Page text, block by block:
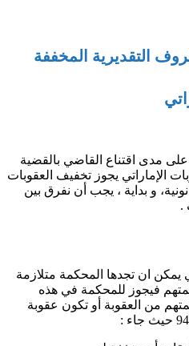
التقدیریة المخففة
مدى اقتناع القاضي بالقضية
الإماراتي يجوز تخفيف العقوبات
و بداية ، يجب أن نفرق بين
.
يمكن ان تجدها المحكمة متلازمة
فيجوز للمحكمة في هذه
من العقوبة أو تكون عقوبة